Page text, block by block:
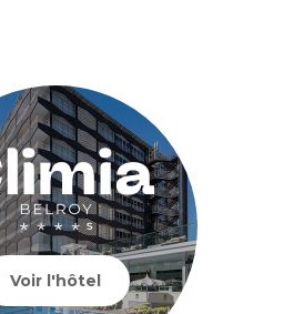
Voir l'hôtel